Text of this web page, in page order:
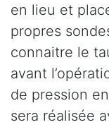
en lieu et
propres
connaitre le
avant
de pression
sera réalisée